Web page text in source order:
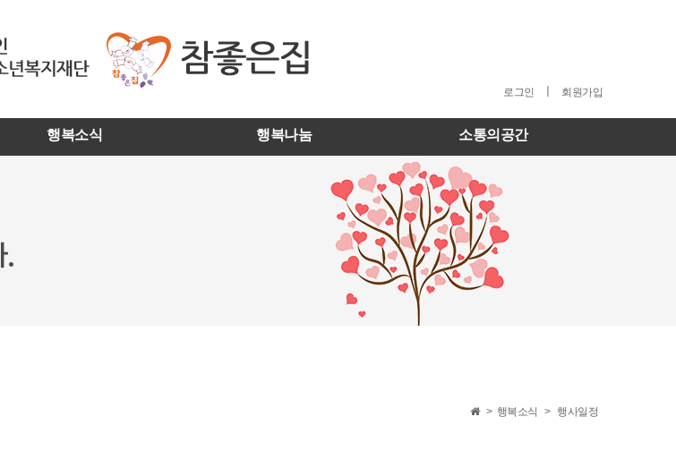
로그인 회원가입
행복소식 행복나눔 소통의공간
.
> 행복소식 > 행사일정